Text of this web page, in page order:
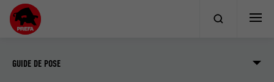
GUIDE DE POSE